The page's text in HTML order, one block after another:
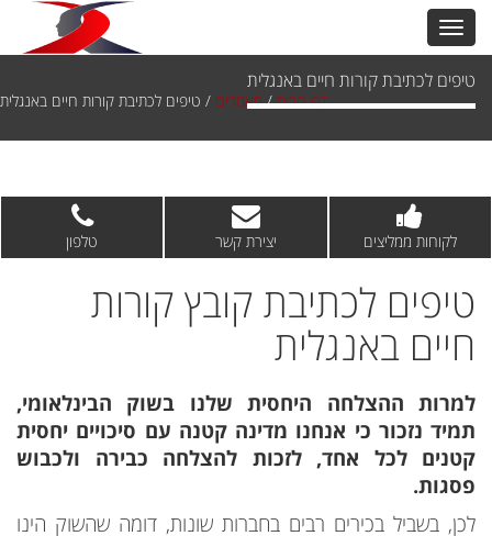
טיפים לכתיבת קורות חיים באנגלית
דף הבית / מאמרים / טיפים לכתיבת קורות חיים באנגלית
לקוחות ממליצים יצירת קשר טלפון
טיפים לכתיבת קובץ קורות
חיים באנגלית
למרות ההצלחה היחסית שלנו בשוק הבינלאומי,
תמיד נזכור כי אנחנו מדינה קטנה עם סיכויים יחסית
קטנים לכל אחד, לזכות להצלחה כבירה ולכבוש
פסגות.
לכן, בשביל בכירים רבים בחברות שונות, דומה שהשוק הינו